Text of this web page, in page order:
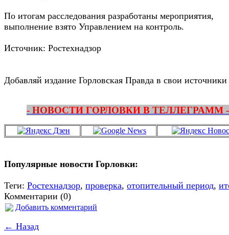
По итогам расследования разработаны мероприятия,
выполнение взято Управлением на контроль.
Источник: Ростехнадзор
Добавляй издание Горловская Правда в свои источники
- НОВОСТИ ГОРЛОВКИ В ТЕЛЛЕГРАММ -
Популярные новости Горловки:
Теги: Ростехнадзор, проверка, отопительный период,
Комментарии (0)
Добавить комментарий
← Назад